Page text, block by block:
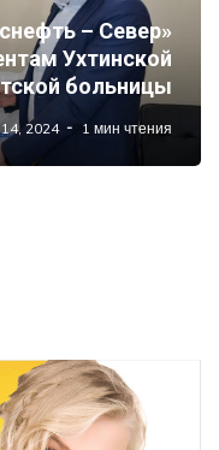
– Север»
Ухтинской
больницы
2024 1 мин чтения